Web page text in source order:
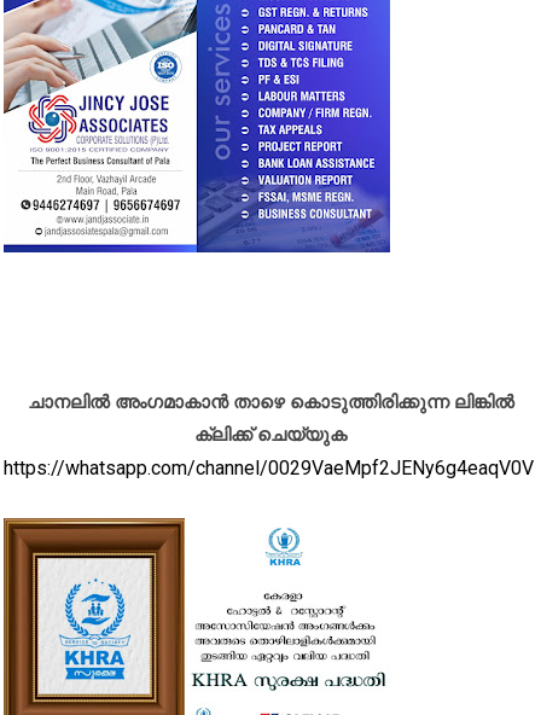
ചാനലിൽ അംഗമാകാൻ താഴെ കൊടുത്തിരിക്കുന്ന ലിങ്കിൽ
ക്ലിക്ക് ചെയ്യുക
https://whatsapp.com/channel/0029VaeMpf2JENy6g4eaqV0V